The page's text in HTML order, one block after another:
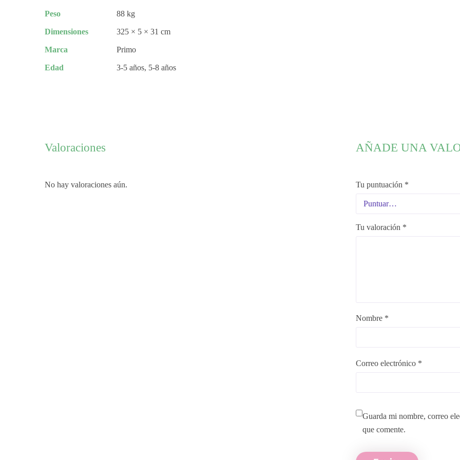
Peso 88 kg
Dimensiones 325 × 5 × 31 cm
Marca Primo
Edad 3-5 años, 5-8 años
Valoraciones
No hay valoraciones aún.
AÑADE UNA
Tu puntuación *
Tu valoración *
Nombre *
Correo electrónico *
Guarda mi nombre, correo
que comente.